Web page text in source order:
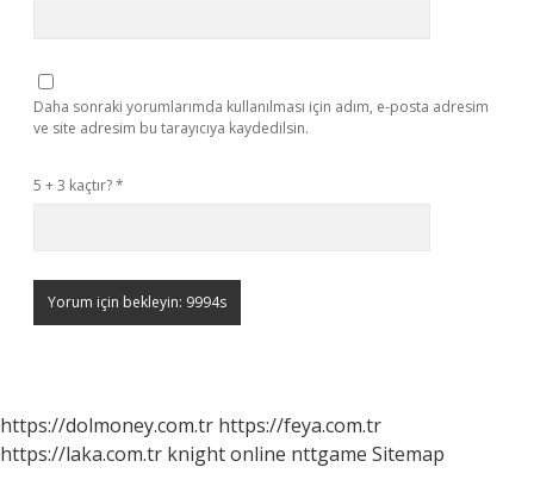
Daha sonraki yorumlarımda kullanılması için adım, e-posta adresim
ve site adresim bu tarayıcıya kaydedilsin.
5 + 3 kaçtır?*
https://dolmoney.com.tr https://feya.com.tr
https://laka.com.tr knight online nttgame Sitemap